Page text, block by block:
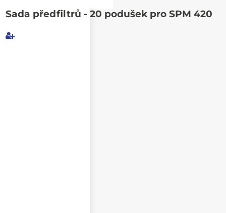
Sada předfiltrů - 20 podušek pro SPM 420